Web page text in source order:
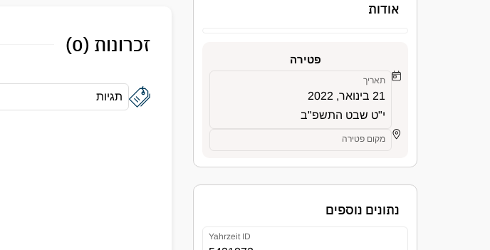
אודות
פטירה
תאריך
21 בינואר, 2022
י"ט שבט התשפ"ב
מקום פטירה
נתונים נוספים
Yahrzeit ID
זכרונות (0)
תגיות